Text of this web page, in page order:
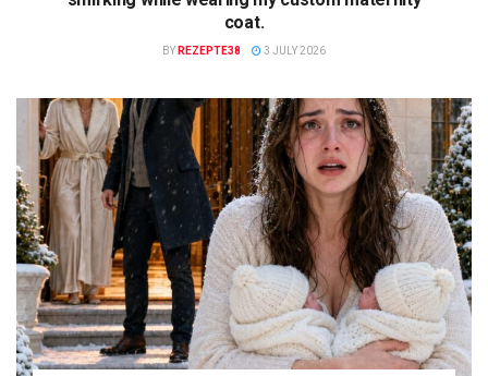
coat.
BY REZEPTE38 3 JULY 2026